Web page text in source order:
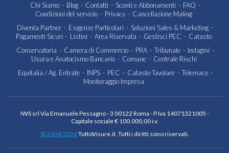
Chi Siamo Blog Contatti Sconti e Abbonamenti
FAQ
Condizioni del servizio
Privacy
Cancellazione Maling
Diventa Partner
Esigenze Particolari
Soluzioni Sales & Marketing
Pagamenti Sicuri
Listini Area Riservata Gestisci PEC
Catasto
Conservatoria
Camera di Commercio PRA Tribunale
Indagini
Usura e Anatocismo Bancario
Comune
Centrale Rischi
Equitalia / Ag. Entrate
INPS PEC Catasto Tavolare
Telemaco
Monitoraggio Impresa
IWS srl Via Emanuele Pessagno - 3 00122 Roma - P.Iva 14071321005 -
Capitale sociale € 100.000,00 i.v.
© 2004/2026TuttoVisure.it. Tutti i diritti sono riservati.